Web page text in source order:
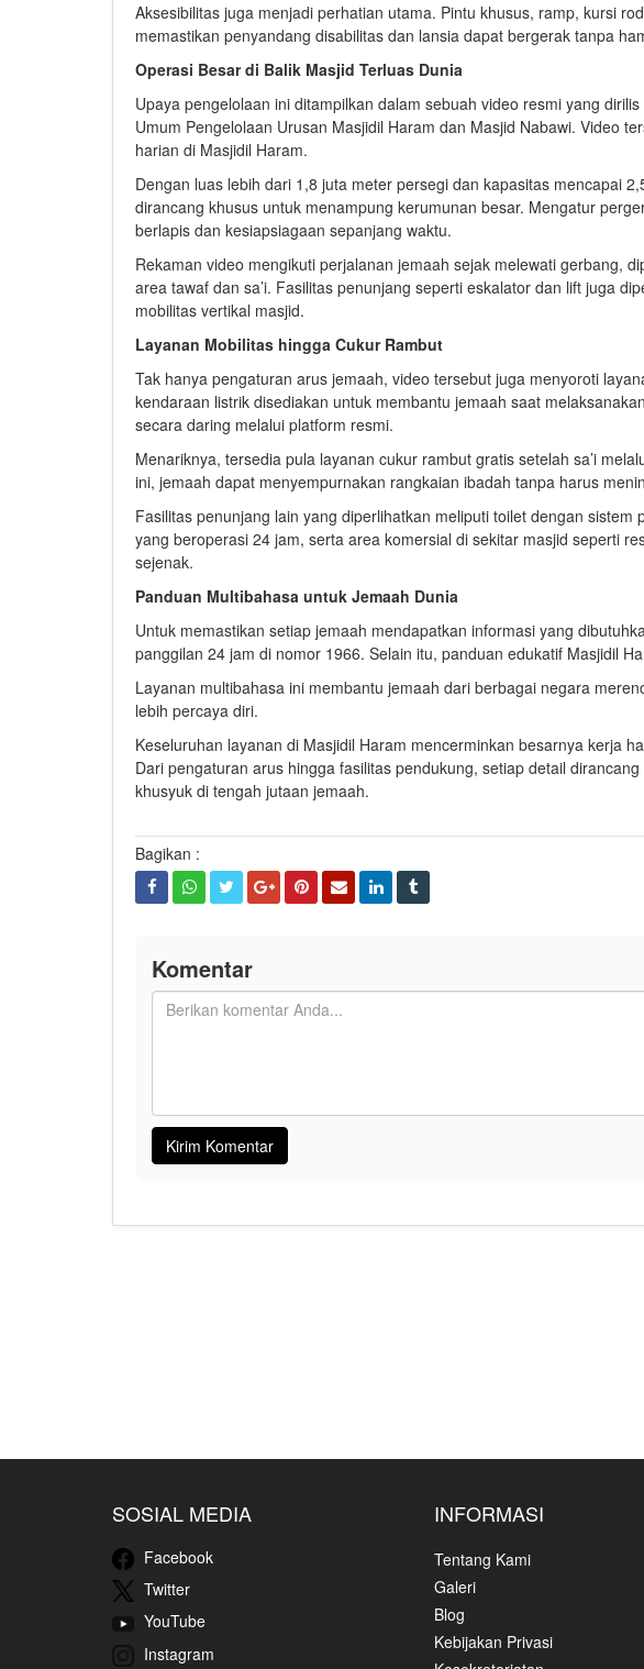
Aksesibilitas juga menjadi perhatian utama. Pintu khusus, ramp, kursi
memastikan penyandang disabilitas dan lansia dapat bergerak tanpa
Operasi Besar di Balik Masjid Terluas Dunia
Upaya pengelolaan ini ditampilkan dalam sebuah video resmi yang
Umum Pengelolaan Urusan Masjidil Haram dan Masjid Nabawi. Video
harian di Masjidil Haram.
Dengan luas lebih dari 1,8 juta meter persegi dan kapasitas mencapai
dirancang khusus untuk menampung kerumunan besar. Mengatur
berlapis dan kesiapsiagaan sepanjang waktu.
Rekaman video mengikuti perjalanan jemaah sejak melewati gerbang,
area tawaf dan sa’i. Fasilitas penunjang seperti eskalator dan lift juga
mobilitas vertikal masjid.
Layanan Mobilitas hingga Cukur Rambut
Tak hanya pengaturan arus jemaah, video tersebut juga menyoroti
kendaraan listrik disediakan untuk membantu jemaah saat
secara daring melalui platform resmi.
Menariknya, tersedia pula layanan cukur rambut gratis setelah sa’i
ini, jemaah dapat menyempurnakan rangkaian ibadah tanpa harus
Fasilitas penunjang lain yang diperlihatkan meliputi toilet dengan
yang beroperasi 24 jam, serta area komersial di sekitar masjid seperti
sejenak.
Panduan Multibahasa untuk Jemaah Dunia
Untuk memastikan setiap jemaah mendapatkan informasi yang
panggilan 24 jam di nomor 1966. Selain itu, panduan edukatif Masjidil
Layanan multibahasa ini membantu jemaah dari berbagai negara
lebih percaya diri.
Keseluruhan layanan di Masjidil Haram mencerminkan besarnya kerja
Dari pengaturan arus hingga fasilitas pendukung, setiap detail
khusyuk di tengah jutaan jemaah.
Bagikan :
Komentar
SOSIAL MEDIA
Facebook
Twitter
YouTube
Instagram
INFORMASI
Tentang Kami
Galeri
Blog
Kebijakan Privasi